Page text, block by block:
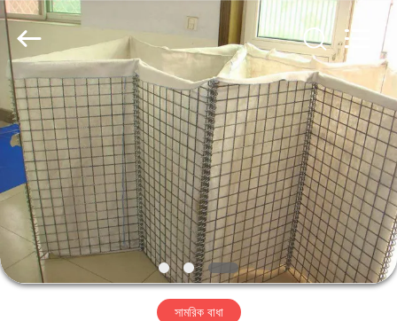
বাড়ি
পণ্য
ভিডিও
ভিআর
শো
Metal
Wire
Mesh
Products
Co.,
Ltd..
Rights
Reserved.
সামরিক বাধা